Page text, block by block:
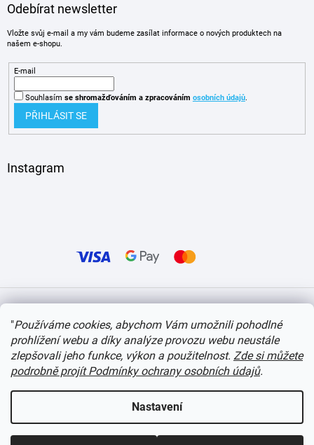
"Používáme cookies, abychom Vám umožnili pohodlné
prohlížení webu a díky analýze provozu webu neustále
zlepšovali jeho funkce, výkon a použitelnost. Zde si můžete
podrobně projít Podmínky ochrany osobních údajů.
Nastavení
Odebírat newsletter
Vložte svůj e-mail a my vám budeme zasílat informace o nových produktech na
našem e-shopu.
E-mail
Souhlasím se shromažďováním a zpracováním osobních údajů.
PŘIHLÁSIT SE
Instagram
Copyright 2026itvlaky.cz . Všechna práva vyhrazena. Upravit nastavení cookies